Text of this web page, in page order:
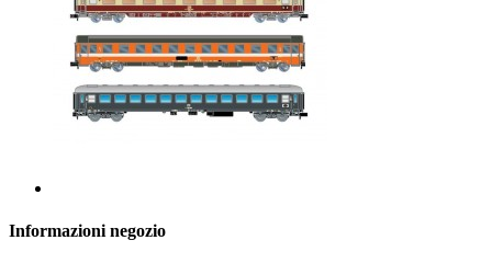
Informazioni negozio